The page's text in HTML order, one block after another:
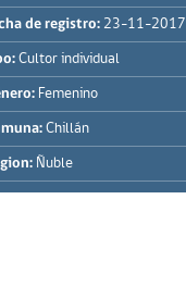
de registro: 23-11-2017
Cultor individual
Femenino
Chillán
Ñuble